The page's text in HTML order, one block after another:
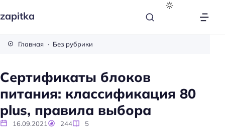
zapitka
Главная Без рубрики
Сертификаты блоков
питания: классификация 80
plus, правила выбора
16.09.2021 244 5